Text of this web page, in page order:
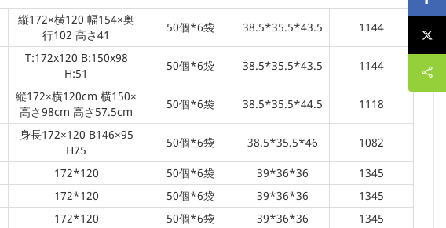
縦172×横120 幅154×奥
行102 高さ41
50個*6袋 38.5*35.5*43.5 1144
T:172x120 B:150x98
H:51
50個*6袋 38.5*35.5*43.5 1144
縦172×横120cm 横150×
高さ98cm 高さ57.5cm
50個*6袋 38.5*35.5*44.5 1118
身長172×120 B146×95
H75
50個*6袋 38.5*35.5*46 1082
172*120 50個*6袋 39*36*36
1345
172*120 50個*6袋 39*36*36
1345
172*120 50個*6袋 39*36*36
1345